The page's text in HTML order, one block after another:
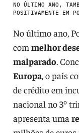
NO ÚLTIMO ANO,
POSITIVAMENTE EM
No último ano,
com melhor
malparado.
Europa, o país
de crédito em
nacional no 3º
apresenta uma